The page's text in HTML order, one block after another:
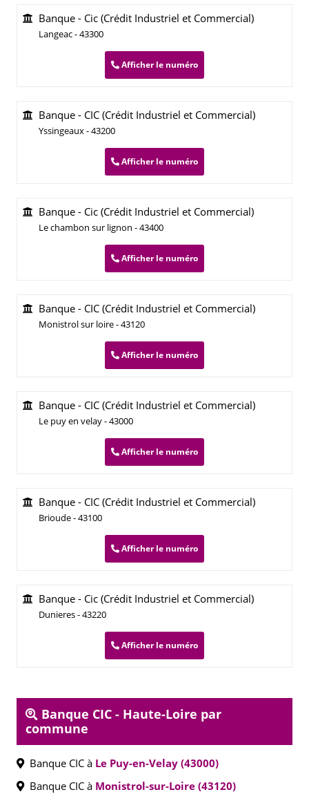
Banque - Cic (Crédit Industriel et Commercial)
Langeac - 43300
Afficher le numéro
Banque - CIC (Crédit Industriel et Commercial)
Yssingeaux - 43200
Afficher le numéro
Banque - Cic (Crédit Industriel et Commercial)
Le chambon sur lignon - 43400
Afficher le numéro
Banque - CIC (Crédit Industriel et Commercial)
Monistrol sur loire - 43120
Afficher le numéro
Banque - CIC (Crédit Industriel et Commercial)
Le puy en velay - 43000
Afficher le numéro
Banque - CIC (Crédit Industriel et Commercial)
Brioude - 43100
Afficher le numéro
Banque - Cic (Crédit Industriel et Commercial)
Dunieres - 43220
Afficher le numéro
Banque CIC - Haute-Loire par
commune
Banque CIC à Le Puy-en-Velay (43000)
Banque CIC à Monistrol-sur-Loire (43120)